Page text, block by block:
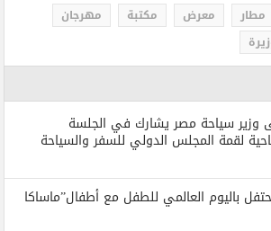
مطار معرض مكتبة
مهرجان
سياحة مصر يشارك في الجلسة
لقمة المجلس الدولي للسفر والسياحة
باليوم العالمي للطفل مع أطفال”ماساكا